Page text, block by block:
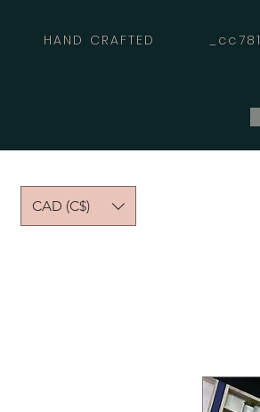
HAND CRAFTED
CAD (C$)